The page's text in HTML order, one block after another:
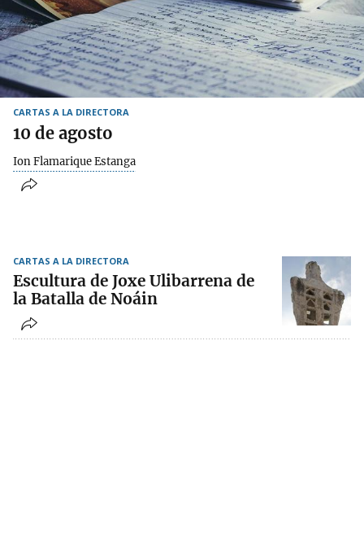
CARTAS A LA DIRECTORA
10 de agosto
Ion Flamarique Estanga
CARTAS A LA DIRECTORA
Escultura de Joxe Ulibarrena de
la Batalla de Noáin